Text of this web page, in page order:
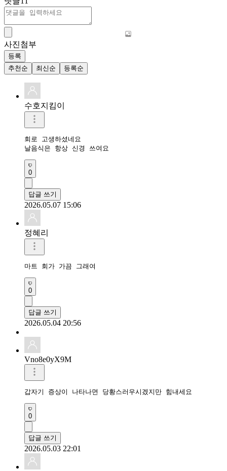
사진첨부
등록
추천순
최신순 등록순
수호지킴이
회로 고생하셨네요
날음식은 항상 신경 쓰여요
0
답글 쓰기
2026.05.07 15:06
정혜리
마트 회가 가끔 그래여
0
답글 쓰기
2026.05.04 20:56
Vno8e0yX9M
갑자기 증상이 나타나면 당황스러우시겠지만 힘내세요
0
답글 쓰기
2026.05.03 22:01